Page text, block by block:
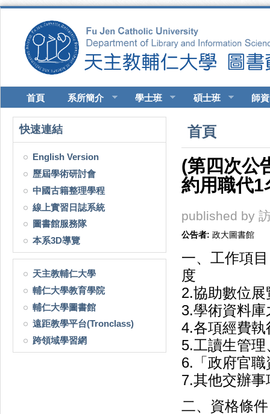
首頁 系所簡介 學士班 碩士班 師
快速連結
English Version
歷屆學術研討會
中國古籍整理學程
線上實習日誌系統
圖書館服務隊
本系3D導覽
天主教輔仁大學
輔仁大學教育學院
輔仁大學圖書館
遠距教學平台(Tronclass)
跨領域學習網
您在這裡
首頁
(第四次公
約用職代1
published by
公告者: 政大圖書館
一、工作項
度
2.協助數位
3.學術資料
4.各項經費
5.工讀生管
6.「政府官
7.其他交辦事
二、資格條